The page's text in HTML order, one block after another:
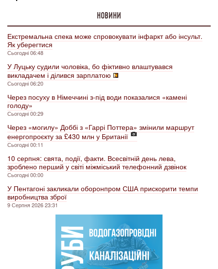
НОВИНИ
Екстремальна спека може спровокувати інфаркт або інсульт.
Як уберегтися
Сьогодні 06:48
У Луцьку судили чоловіка, бо фіктивно влаштувався
викладачем і ділився зарплатою
Сьогодні 06:20
Через посуху в Німеччині з-під води показалися «камені
голоду»
Сьогодні 00:29
Через «могилу» Доббі з «Гаррі Поттера» змінили маршрут
енергопроєкту за £430 млн у Британії
Сьогодні 00:11
10 серпня: свята, події, факти. Всесвітній день лева,
зроблено перший у світі міжміський телефонний дзвінок
Сьогодні 00:00
У Пентагоні закликали оборонпром США прискорити темпи
виробництва зброї
9 Серпня 2026 23:31